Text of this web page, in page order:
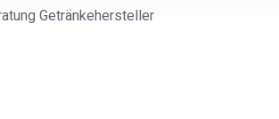
Getränkehersteller